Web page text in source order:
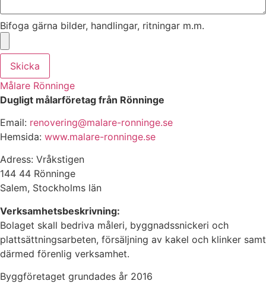
Bifoga gärna bilder, handlingar, ritningar m.m.
Skicka
Målare Rönninge
Dugligt målarföretag från Rönninge
Email: renovering@malare-ronninge.se
Hemsida: www.malare-ronninge.se
Adress: Vråkstigen
144 44 Rönninge
Salem, Stockholms län
Verksamhetsbeskrivning:
Bolaget skall bedriva måleri, byggnadssnickeri och
plattsättningsarbeten, försäljning av kakel och klinker samt
därmed förenlig verksamhet.
Byggföretaget grundades år 2016